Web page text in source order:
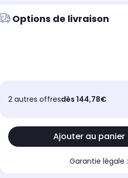
Options de livraison
2 autres offresdès 144,78€
Ajouter au panier
Garantie légale :